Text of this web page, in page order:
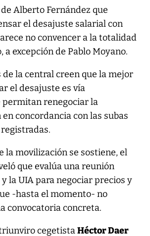
Alberto Fernández que
el desajuste salarial con
no convencer a la totalidad
excepción de Pablo Moyano.
la central creen que la mejor
el desajuste es vía
renegociar la
concordancia con las subas
la movilización se sostiene, el
que evalúa una reunión
la UIA para negociar precios y
-hasta el momento- no
convocatoria concreta.
cegetistaHéctor Daer